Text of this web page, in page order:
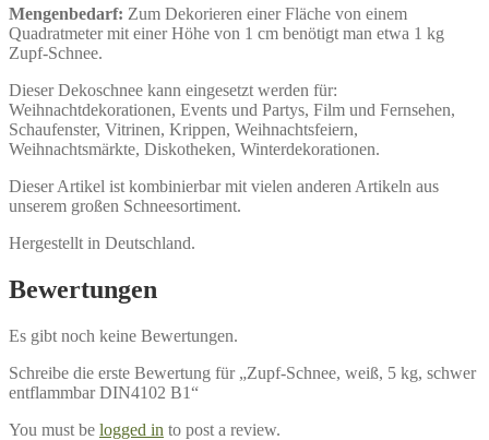
Mengenbedarf: Zum Dekorieren einer Fläche von einem
Quadratmeter mit einer Höhe von 1 cm benötigt man etwa 1 kg
Zupf-Schnee.
Dieser Dekoschnee kann eingesetzt werden für:
Weihnachtdekorationen, Events und Partys, Film und Fernsehen,
Schaufenster, Vitrinen, Krippen, Weihnachtsfeiern,
Weihnachtsmärkte, Diskotheken, Winterdekorationen.
Dieser Artikel ist kombinierbar mit vielen anderen Artikeln aus
unserem großen Schneesortiment.
Hergestellt in Deutschland.
Bewertungen
Es gibt noch keine Bewertungen.
Schreibe die erste Bewertung für „Zupf-Schnee, weiß, 5 kg, schwer
entflammbar DIN4102 B1“
You must be logged in to post a review.